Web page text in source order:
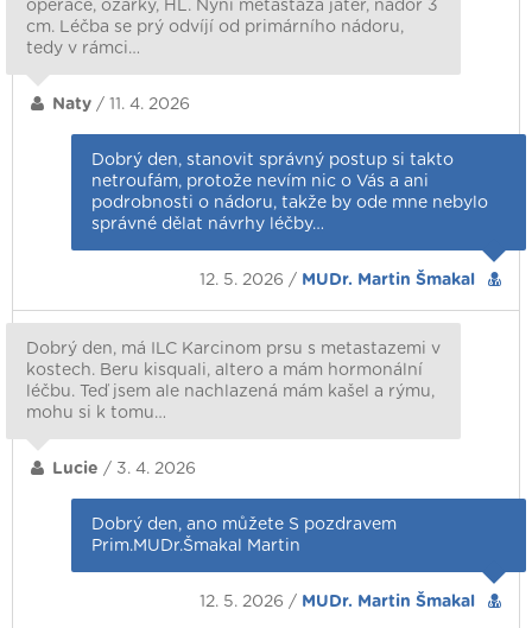
operace, ozářky, HL. Nyní metastáza jater, nádor 3
cm. Léčba se prý odvíjí od primárního nádoru,
tedy v rámci…
Naty / 11. 4. 2026
Dobrý den, stanovit správný postup si takto
netroufám, protože nevím nic o Vás a ani
podrobnosti o nádoru, takže by ode mne nebylo
správné dělat návrhy léčby…
12. 5. 2026 / MUDr. Martin Šmakal
Dobrý den, má ILC Karcinom prsu s metastazemi v
kostech. Beru kisquali, altero a mám hormonální
léčbu. Teď jsem ale nachlazená mám kašel a rýmu,
mohu si k tomu…
Lucie / 3. 4. 2026
Dobrý den, ano můžete S pozdravem
Prim.MUDr.Šmakal Martin
12. 5. 2026 / MUDr. Martin Šmakal